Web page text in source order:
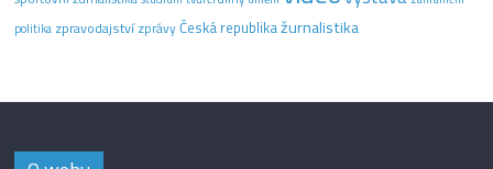
politika zpravodajstvízprávyČeská republikažurnalistika